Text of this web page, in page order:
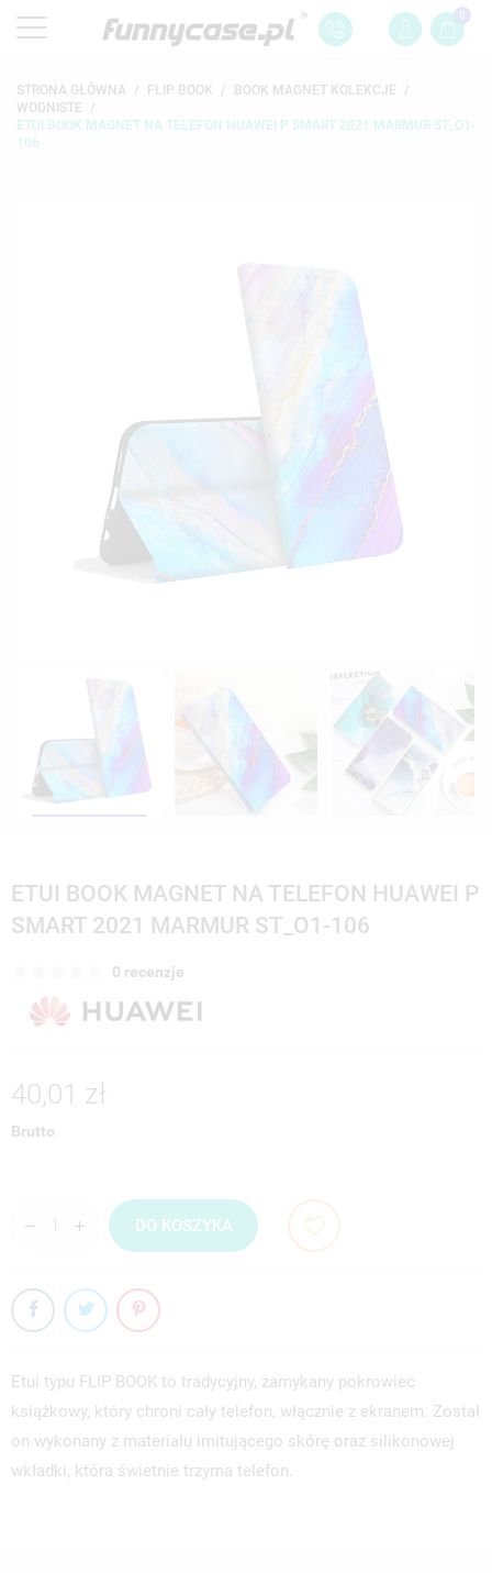
0
STRONA GŁÓWNA FLIP BOOK
BOOK MAGNET KOLEKCJE
WODNISTE
ETUI BOOK MAGNET NA TELEFON HUAWEI P SMART 2021 MARMUR ST_O1-
106
ETUI BOOK MAGNET NA TELEFON HUAWEI P
SMART 2021 MARMUR ST_O1-106
0 recenzje
40,01 zł
Brutto
DO KOSZYKA
Etui typu FLIP BOOK to tradycyjny, zamykany pokrowiec
książkowy, który chroni cały telefon, włącznie z ekranem. Został
on wykonany z materiału imitującego skórę oraz silikonowej
wkładki, która świetnie trzyma telefon.